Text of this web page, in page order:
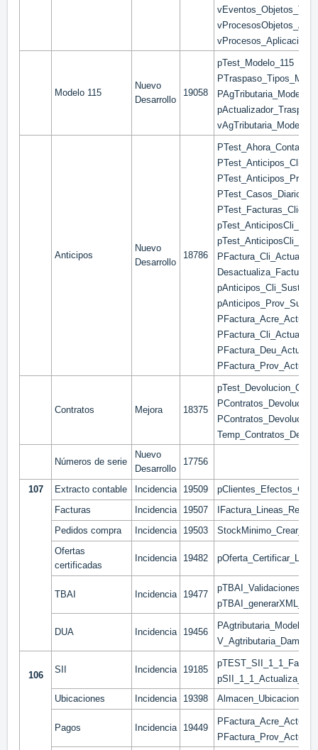
Modelo 115
Nuevo
Desarrollo
19058
pTest_Modelo_115
Anticipos
Nuevo
Desarrollo
18786
pAnticipos_Cli_Sustituir
Contratos Mejora 18375
PContratos_Devolucion
Números de serie
Nuevo
Desarrollo
17756
107 Extracto contable Incidencia 19509
Facturas
Incidencia 19507
Pedidos compra
Incidencia 19503
Ofertas
certificadas
Incidencia 19482
TBAI Incidencia 19477
DUA Incidencia 19456
106
SII Incidencia 19185
Ubicaciones
Incidencia 19398 Almacen_Ubicaciones
Pagos Incidencia 19449